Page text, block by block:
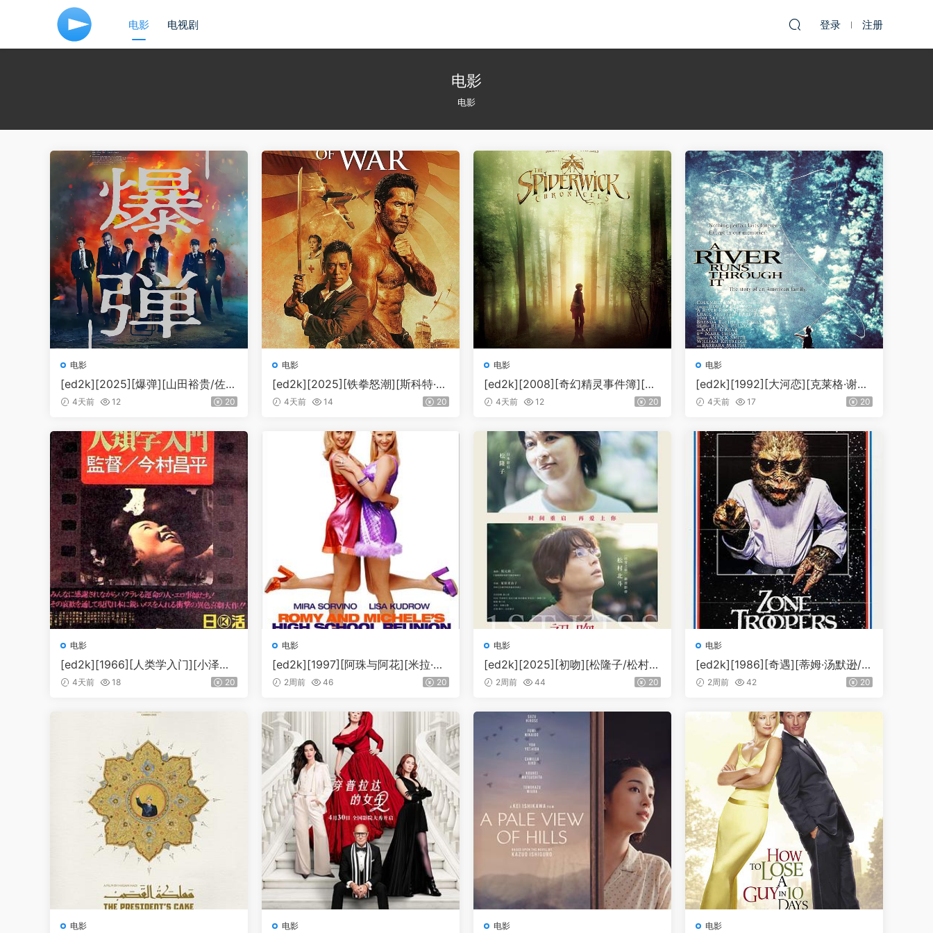
电影 电视剧 登录 注册
电影
电影
电影
[ed2k][2025][爆弹][山田裕贵/佐藤
二朗][悬疑/犯罪][中文字幕][MKV/6.
4天前 12 20
电影
[ed2k][2025][铁拳怒潮][斯科特·阿
金斯/彼得·新田][动作/战争][中文字
4天前 14 20
电影
[ed2k][2008][奇幻精灵事件簿][弗
莱迪·海默/玛丽-露易丝·帕克][剧情/
MCT]
4天前 12 20
电影
[ed2k][1992][大河恋][克莱格·谢佛/
布拉德·皮特][剧情/家庭][简繁英字
4天前 17 20
电影
[ed2k][1966][人类学入门][小泽昭
一/坂本澄子][剧情][中文字幕][MK
4天前 18 20
电影
[ed2k][1997][阿珠与阿花][米拉·索
维诺/丽莎·库卓][喜剧][中英字幕][M
2周前 46 20
电影
[ed2k][2025][初吻][松隆子/松村北
斗][爱情/奇幻][简繁英字幕][MKV/
2周前 44 20
电影
[ed2k][1986][奇遇][蒂姆·汤默逊/蒂
莫西·范·帕腾][科幻/战争][简繁英字
2周前 42 20
电影 电影 电影 电影